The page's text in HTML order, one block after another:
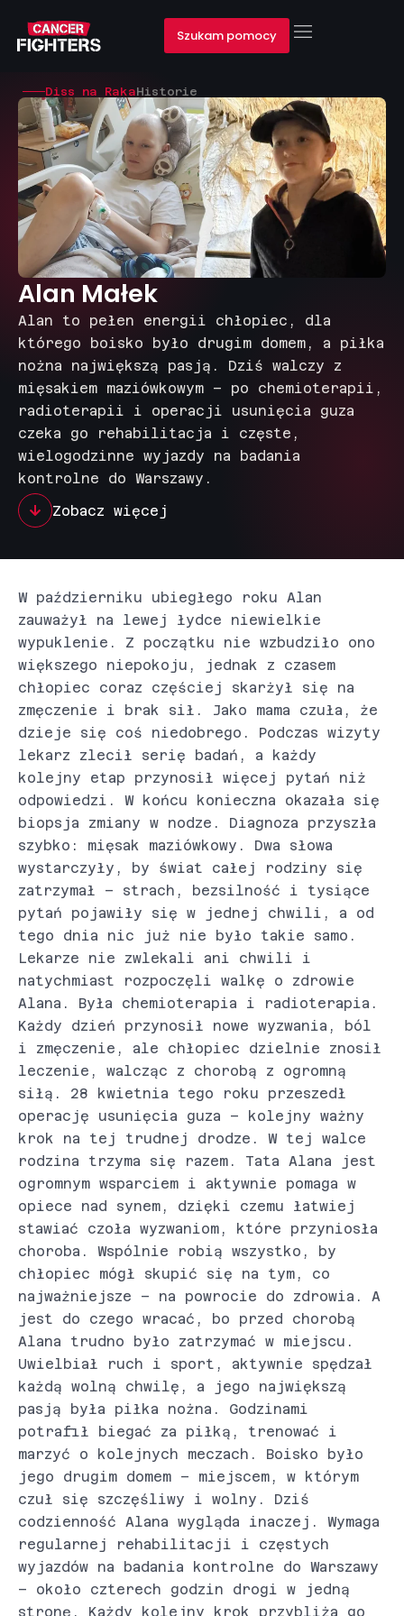
Szukam pomocy
Diss na RakaHistorie
Alan Małek
Alan to pełen energii chłopiec, dla
którego boisko było drugim domem, a piłka
nożna największą pasją. Dziś walczy z
mięsakiem maziówkowym – po chemioterapii,
radioterapii i operacji usunięcia guza
czeka go rehabilitacja i częste,
wielogodzinne wyjazdy na badania
kontrolne do Warszawy.
Zobacz więcej
W październiku ubiegłego roku Alan
zauważył na lewej łydce niewielkie
wypuklenie. Z początku nie wzbudziło ono
większego niepokoju, jednak z czasem
chłopiec coraz częściej skarżył się na
zmęczenie i brak sił. Jako mama czuła, że
dzieje się coś niedobrego. Podczas wizyty
lekarz zlecił serię badań, a każdy
kolejny etap przynosił więcej pytań niż
odpowiedzi. W końcu konieczna okazała się
biopsja zmiany w nodze. Diagnoza przyszła
szybko: mięsak maziówkowy. Dwa słowa
wystarczyły, by świat całej rodziny się
zatrzymał – strach, bezsilność i tysiące
pytań pojawiły się w jednej chwili, a od
tego dnia nic już nie było takie samo.
Lekarze nie zwlekali ani chwili i
natychmiast rozpoczęli walkę o zdrowie
Alana. Była chemioterapia i radioterapia.
Każdy dzień przynosił nowe wyzwania, ból
i zmęczenie, ale chłopiec dzielnie znosił
leczenie, walcząc z chorobą z ogromną
siłą. 28 kwietnia tego roku przeszedł
operację usunięcia guza – kolejny ważny
krok na tej trudnej drodze. W tej walce
rodzina trzyma się razem. Tata Alana jest
ogromnym wsparciem i aktywnie pomaga w
opiece nad synem, dzięki czemu łatwiej
stawiać czoła wyzwaniom, które przyniosła
choroba. Wspólnie robią wszystko, by
chłopiec mógł skupić się na tym, co
najważniejsze – na powrocie do zdrowia. A
jest do czego wracać, bo przed chorobą
Alana trudno było zatrzymać w miejscu.
Uwielbiał ruch i sport, aktywnie spędzał
każdą wolną chwilę, a jego największą
pasją była piłka nożna. Godzinami
potrafił biegać za piłką, trenować i
marzyć o kolejnych meczach. Boisko było
jego drugim domem – miejscem, w którym
czuł się szczęśliwy i wolny. Dziś
codzienność Alana wygląda inaczej. Wymaga
regularnej rehabilitacji i częstych
wyjazdów na badania kontrolne do Warszawy
– około czterech godzin drogi w jedną
stronę. Każdy kolejny krok przybliża go